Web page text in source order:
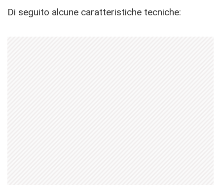
Di seguito alcune caratteristiche tecniche: